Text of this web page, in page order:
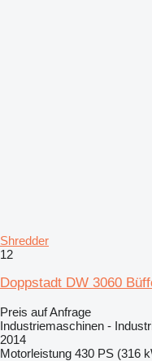
Shredder
12
Doppstadt DW 3060
Preis auf Anfrage
Industriemaschinen -
2014
Motorleistung 430 PS (316